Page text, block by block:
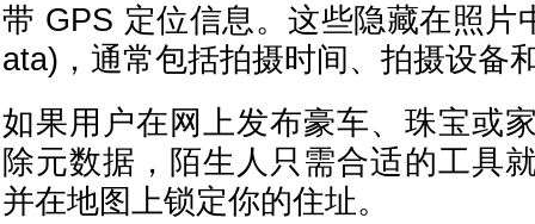
带 GPS 定位信息。这些隐藏在照片
ata)，通常包括拍摄时间、拍摄设备
如果用户在网上发布豪车、珠宝或
除元数据，陌生人只需合适的工具
并在地图上锁定你的住址。